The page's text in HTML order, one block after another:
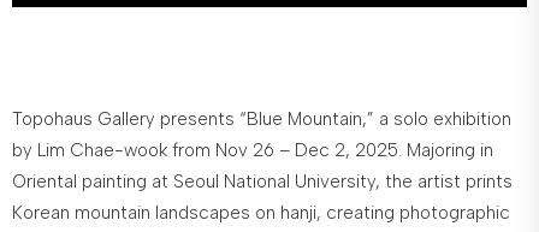
Topohaus Gallery presents “Blue Mountain,” a solo exhibition
by Lim Chae-wook from Nov 26 – Dec 2, 2025. Majoring in
Oriental painting at Seoul National University, the artist prints
Korean mountain landscapes on hanji, creating photographic